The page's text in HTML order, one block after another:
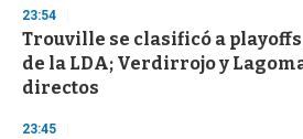
d
s
o
f
3
s
23:54
Trouville se clasificó a
de la LDA; Verdirrojo y
directos
23:45